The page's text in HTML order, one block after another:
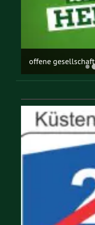
offene gesellschaft